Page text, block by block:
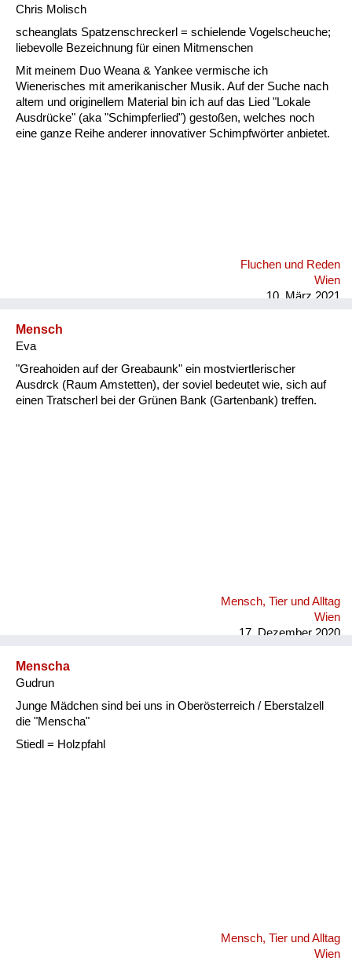
Chris Molisch
scheanglats Spatzenschreckerl = schielende Vogelscheuche;
liebevolle Bezeichnung für einen Mitmenschen
Mit meinem Duo Weana & Yankee vermische ich
Wienerisches mit amerikanischer Musik. Auf der Suche nach
altem und originellem Material bin ich auf das Lied "Lokale
Ausdrücke" (aka "Schimpferlied") gestoßen, welches noch
eine ganze Reihe anderer innovativer Schimpfwörter anbietet.
Fluchen und Reden
Wien
10. März 2021
Mensch
Eva
"Greahoiden auf der Greabaunk" ein mostviertlerischer
Ausdrck (Raum Amstetten), der soviel bedeutet wie, sich auf
einen Tratscherl bei der Grünen Bank (Gartenbank) treffen.
Mensch, Tier und Alltag
Wien
17. Dezember 2020
Menscha
Gudrun
Junge Mädchen sind bei uns in Oberösterreich / Eberstalzell
die "Menscha"
Stiedl = Holzpfahl
Mensch, Tier und Alltag
Wien